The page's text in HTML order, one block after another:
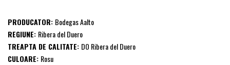
PRODUCATOR: Bodegas Aalto
REGIUNE: Ribera del Duero
TREAPTA DE CALITATE: DO Ribera del Duero
CULOARE: Rosu